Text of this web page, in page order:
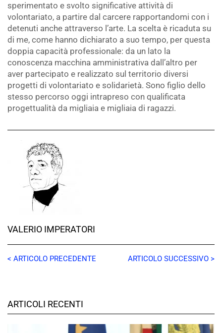
sperimentato e svolto significative attività di
volontariato, a partire dal carcere rapportandomi con i
detenuti anche attraverso l’arte. La scelta è ricaduta su
di me, come hanno dichiarato a suo tempo, per questa
doppia capacità professionale: da un lato la
conoscenza macchina amministrativa dall’altro per
aver partecipato e realizzato sul territorio diversi
progetti di volontariato e solidarietà. Sono figlio dello
stesso percorso oggi intrapreso con qualificata
progettualità da migliaia e migliaia di ragazzi.
VALERIO IMPERATORI
< ARTICOLO PRECEDENTE ARTICOLO SUCCESSIVO >
ARTICOLI RECENTI